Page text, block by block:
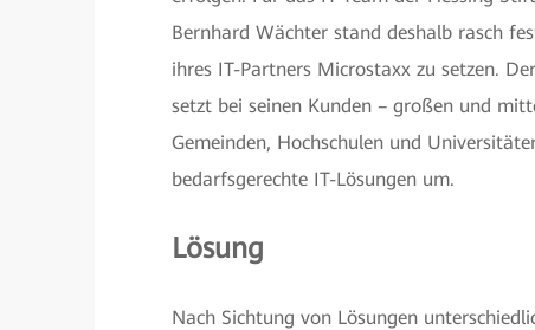
Bernhard Wächter stand deshalb rasch
ihres IT-Partners Microstaxx zu setzen.
setzt bei seinen Kunden – großen und
Gemeinden, Hochschulen und
bedarfsgerechte IT-Lösungen um.
Lösung
Nach Sichtung von Lösungen